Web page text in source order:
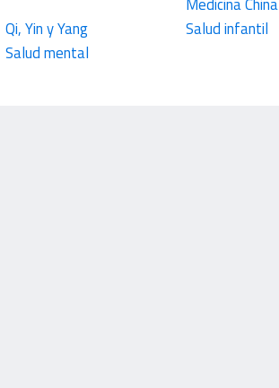
Qi, Yin y Yang
Salud infantil
Salud mental